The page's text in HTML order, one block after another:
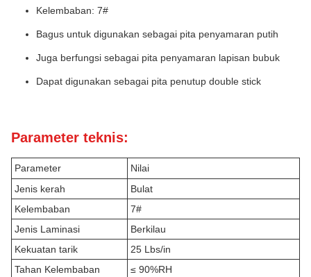
Kelembaban: 7#
Bagus untuk digunakan sebagai pita penyamaran putih
Juga berfungsi sebagai pita penyamaran lapisan bubuk
Dapat digunakan sebagai pita penutup double stick
Parameter teknis:
Parameter
Nilai
Jenis kerah
Bulat
Kelembaban
7#
Jenis Laminasi
Berkilau
Kekuatan tarik
25 Lbs/in
Tahan Kelembaban
≤ 90%RH